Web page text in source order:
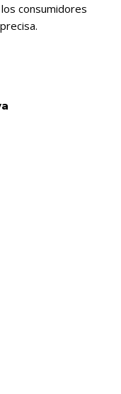
consumidores